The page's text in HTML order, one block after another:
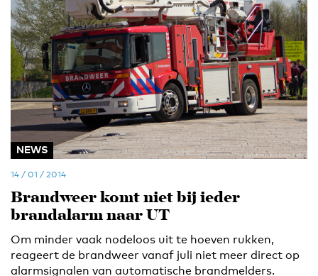
NEWS
14 / 01 / 2014
Brandweer komt niet bij ieder
brandalarm naar UT
Om minder vaak nodeloos uit te hoeven rukken,
reageert de brandweer vanaf juli niet meer direct op
alarmsignalen van automatische brandmelders.